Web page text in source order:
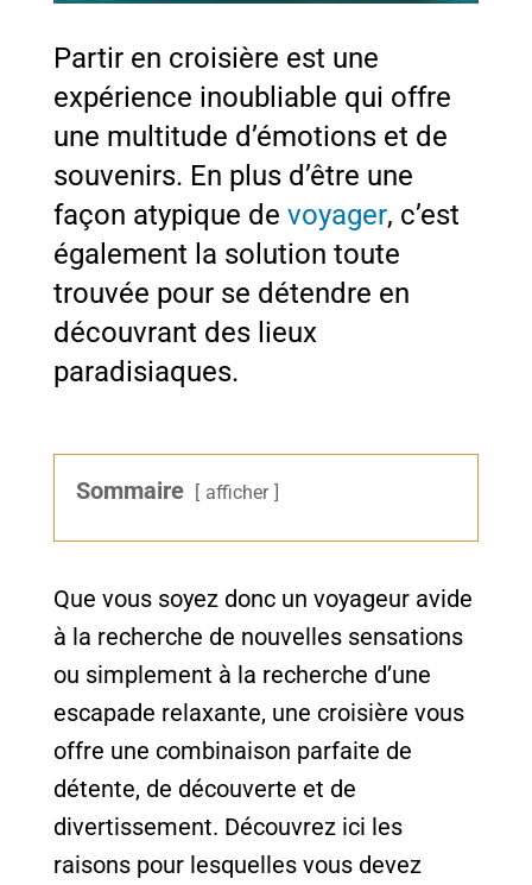
Partir en croisière est une
expérience inoubliable qui offre
une multitude d’émotions et de
souvenirs. En plus d’être une
façon atypique de voyager, c’est
également la solution toute
trouvée pour se détendre en
découvrant des lieux
paradisiaques.
Sommaire afficher
Que vous soyez donc un voyageur avide
à la recherche de nouvelles sensations
ou simplement à la recherche d’une
escapade relaxante, une croisière vous
offre une combinaison parfaite de
détente, de découverte et de
divertissement. Découvrez ici les
raisons pour lesquelles vous devez